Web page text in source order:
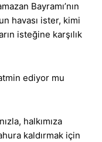
Bayramı’nın
havası ister, kimi
isteğine karşılık
ediyor mu
halkımıza
kaldırmak için